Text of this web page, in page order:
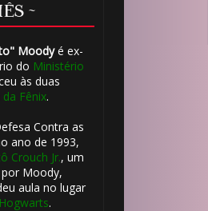
~
Moodyé ex-
do Ministério
às duas
Fênix.
Contra as
ano de 1993,
Crouch Jr., um
Moody,
aula no lugar
Hogwarts.
8️⃣